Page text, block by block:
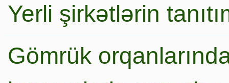
Yerli şirkətlərin
Gömrük